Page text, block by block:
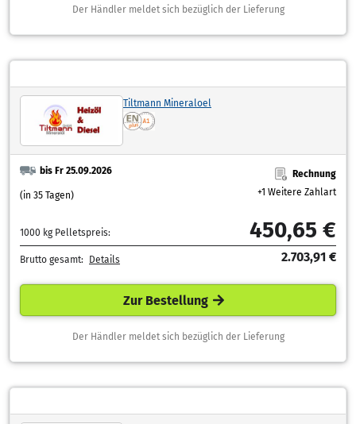
Der Händler meldet sich bezüglich der Lieferung
Tiltmann Mineraloel
bis Fr 25.09.2026
(in 35 Tagen)
Rechnung
+1 Weitere Zahlart
1000 kg Pelletspreis: 450,65 €
Brutto gesamt: Details 2.703,91 €
Zur Bestellung
Der Händler meldet sich bezüglich der Lieferung